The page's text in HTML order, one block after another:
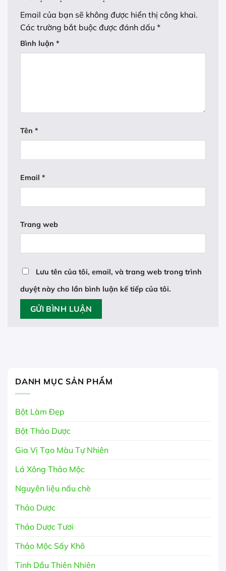
Email của bạn sẽ không được hiển thị công khai.
Các trường bắt buộc được đánh dấu *
Bình luận *
Tên *
Email *
Trang web
Lưu tên của tôi, email, và trang web trong trình
duyệt này cho lần bình luận kế tiếp của tôi.
DANH MỤC SẢN PHẨM
Bột Làm Đẹp
Bột Thảo Dược
Gia Vị Tạo Màu Tự Nhiên
Lá Xông Thảo Mộc
Nguyên liệu nấu chè
Thảo Dược
Thảo Dược Tươi
Thảo Mộc Sấy Khô
Tinh Dầu Thiên Nhiên